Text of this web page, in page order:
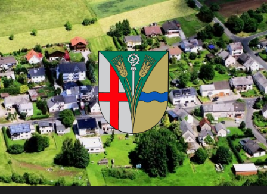
Kuhnhöfen